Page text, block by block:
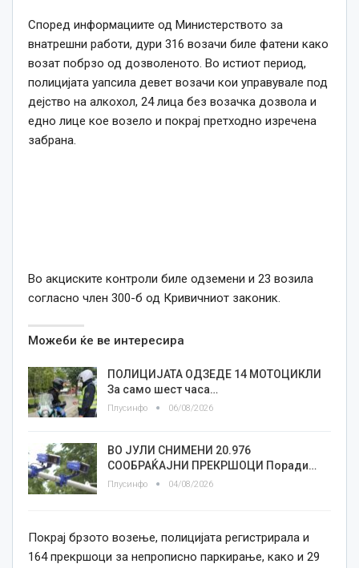
Според информациите од Министерството за
внатрешни работи, дури 316 возачи биле фатени како
возат побрзо од дозволеното. Во истиот период,
полицијата уапсила девет возачи кои управувале под
дејство на алкохол, 24 лица без возачка дозвола и
едно лице кое возело и покрај претходно изречена
забрана.
Во акциските контроли биле одземени и 23 возила
согласно член 300-б од Кривичниот законик.
Можеби ќе ве интересира
ПОЛИЦИЈАТА ОДЗЕДЕ 14 МОТОЦИКЛИ
За само шест часа…
Плусинфо 06/08/2026
ВО ЈУЛИ СНИМЕНИ 20.976
СООБРАЌАЈНИ ПРЕКРШОЦИ Поради…
Плусинфо 04/08/2026
Покрај брзото возење, полицијата регистрирала и
164 прекршоци за непрописно паркирање, како и 29